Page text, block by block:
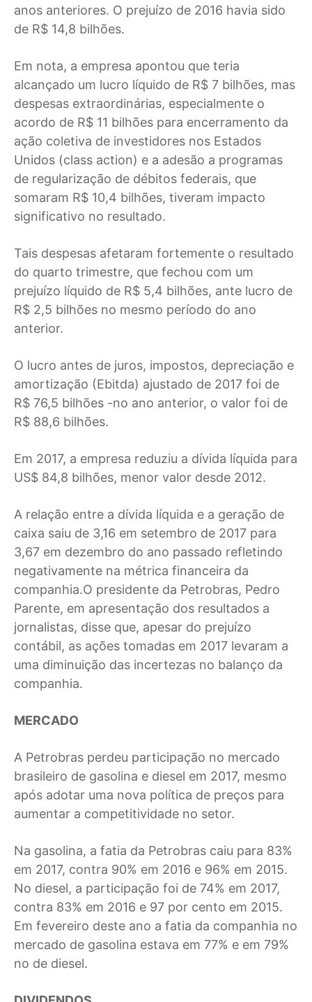
anos anteriores. O prejuízo de 2016 havia sido
de R$ 14,8 bilhões.
Em nota, a empresa apontou que teria
alcançado um lucro líquido de R$ 7 bilhões, mas
despesas extraordinárias, especialmente o
acordo de R$ 11 bilhões para encerramento da
ação coletiva de investidores nos Estados
Unidos (class action) e a adesão a programas
de regularização de débitos federais, que
somaram R$ 10,4 bilhões, tiveram impacto
significativo no resultado.
Tais despesas afetaram fortemente o resultado
do quarto trimestre, que fechou com um
prejuízo líquido de R$ 5,4 bilhões, ante lucro de
R$ 2,5 bilhões no mesmo período do ano
anterior.
O lucro antes de juros, impostos, depreciação e
amortização (Ebitda) ajustado de 2017 foi de
R$ 76,5 bilhões -no ano anterior, o valor foi de
R$ 88,6 bilhões.
Em 2017, a empresa reduziu a dívida líquida para
US$ 84,8 bilhões, menor valor desde 2012.
A relação entre a dívida líquida e a geração de
caixa saiu de 3,16 em setembro de 2017 para
3,67 em dezembro do ano passado refletindo
negativamente na métrica financeira da
companhia.O presidente da Petrobras, Pedro
Parente, em apresentação dos resultados a
jornalistas, disse que, apesar do prejuízo
contábil, as ações tomadas em 2017 levaram a
uma diminuição das incertezas no balanço da
companhia.
MERCADO
A Petrobras perdeu participação no mercado
brasileiro de gasolina e diesel em 2017, mesmo
após adotar uma nova política de preços para
aumentar a competitividade no setor.
Na gasolina, a fatia da Petrobras caiu para 83%
em 2017, contra 90% em 2016 e 96% em 2015.
No diesel, a participação foi de 74% em 2017,
contra 83% em 2016 e 97 por cento em 2015.
Em fevereiro deste ano a fatia da companhia no
mercado de gasolina estava em 77% e em 79%
no de diesel.